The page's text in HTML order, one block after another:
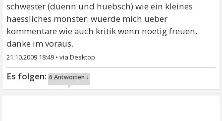
schwester (duenn und huebsch) wie ein kleines
haessliches monster. wuerde mich ueber
kommentare wie auch kritik wenn noetig freuen.
danke im voraus.
21.10.2009 18:49 •
6 Antworten ↓